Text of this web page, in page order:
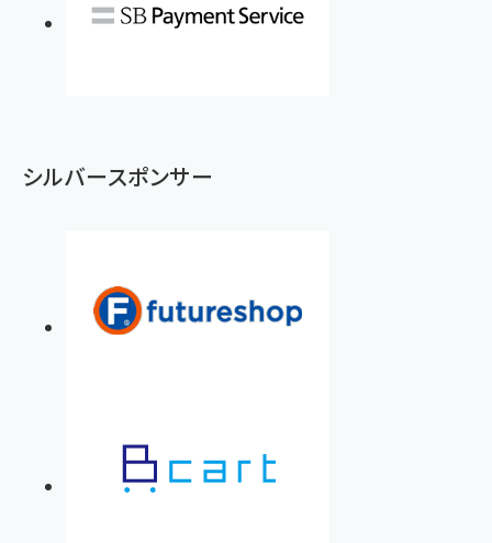
シルバースポンサー